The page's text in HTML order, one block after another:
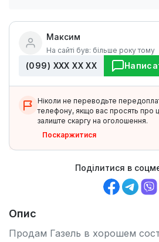
Максим
На сайті був: більше року тому
(099) ХХХ ХХ ХХ
Ніколи не переводьте
телефону, якщо вас просять про
залиште скаргу на оголошення.
Поскаржитися
Поділитися в
Опис
Продам Газель в хорошем